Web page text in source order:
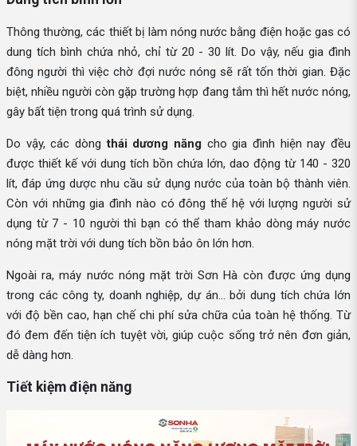
Thông thường, các thiết bị làm nóng nước bằng điện hoặc gas có
dung tích bình chứa nhỏ, chỉ từ 20 - 30 lít. Do vậy, nếu gia đình
đông người thì việc chờ đợi nước nóng sẽ rất tốn thời gian. Đặc
biệt, nhiều người còn gặp trường hợp đang tắm thì hết nước nóng,
gây bất tiện trong quá trình sử dụng.
Do vậy, các dòngthái dương năng cho gia đình hiện nay đều
được thiết kế với dung tích bồn chứa lớn, dao động từ 140 - 320
lít, đáp ứng dược nhu cầu sử dụng nước của toàn bộ thành viên.
Còn với những gia đình nào có đông thế hệ với lượng người sử
dụng từ 7 - 10 người thì bạn có thể tham khảo dòng máy nước
nóng mặt trời với dung tích bồn bảo ôn lớn hơn.
Ngoài ra, máy nước nóng mặt trời Sơn Hà còn được ứng dụng
trong các công ty, doanh nghiệp, dự án... bởi dung tích chứa lớn
với độ bền cao, hạn chế chi phí sửa chữa của toàn hệ thống. Từ
đó đem đến tiện ích tuyệt vời, giúp cuộc sống trở nên đơn giản,
dễ dàng hơn.
Tiết kiệm điện năng